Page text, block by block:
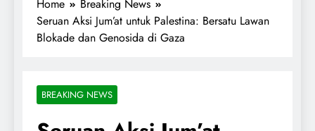
Home
Breaking News
Seruan Aksi Jum’at untuk Palestina: Bersatu Lawan
Blokade dan Genosida di Gaza
BREAKING NEWS